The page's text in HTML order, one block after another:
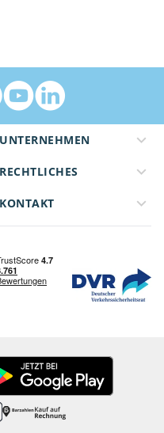
UNTERNEHMEN
RECHTLICHES
KONTAKT